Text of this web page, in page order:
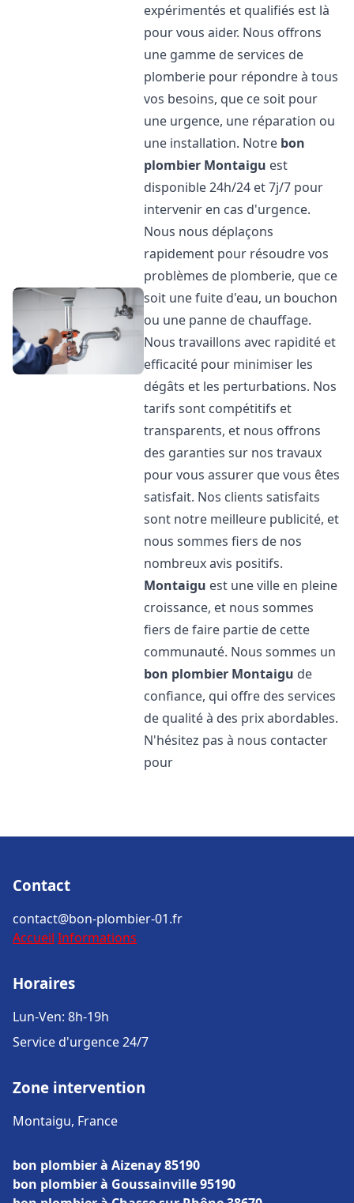
expérimentés et qualifiés est là
pour vous aider. Nous offrons
une gamme de services de
plomberie pour répondre à tous
vos besoins, que ce soit pour
une urgence, une réparation ou
une installation. Notre bon
plombier Montaigu est
disponible 24h/24 et 7j/7 pour
intervenir en cas d'urgence.
Nous nous déplaçons
rapidement pour résoudre vos
problèmes de plomberie, que ce
soit une fuite d'eau, un bouchon
ou une panne de chauffage.
Nous travaillons avec rapidité et
efficacité pour minimiser les
dégâts et les perturbations. Nos
tarifs sont compétitifs et
transparents, et nous offrons
des garanties sur nos travaux
pour vous assurer que vous êtes
satisfait. Nos clients satisfaits
sont notre meilleure publicité, et
nous sommes fiers de nos
nombreux avis positifs.
Montaigu est une ville en pleine
croissance, et nous sommes
fiers de faire partie de cette
communauté. Nous sommes un
bon plombier Montaigu de
confiance, qui offre des services
de qualité à des prix abordables.
N'hésitez pas à nous contacter
pour
Contact
contact@bon-plombier-01.fr
Accueil Informations
Horaires
Lun-Ven: 8h-19h
Service d'urgence 24/7
Zone intervention
Montaigu, France
bon plombier à Aizenay 85190
bon plombier à Goussainville 95190